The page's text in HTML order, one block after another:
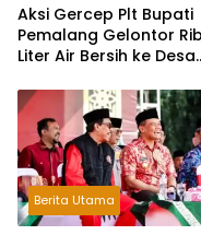
Aksi Gercep Plt Bupati
Pemalang Gelontor
Liter Air Bersih ke Desa
Berita Utama